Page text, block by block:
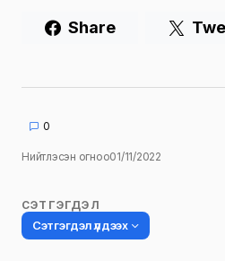
Share
0
Нийтлэсэн огноо01/11/2022
СЭТГЭГДЭЛ
Сэтгэгдэл үлдээх